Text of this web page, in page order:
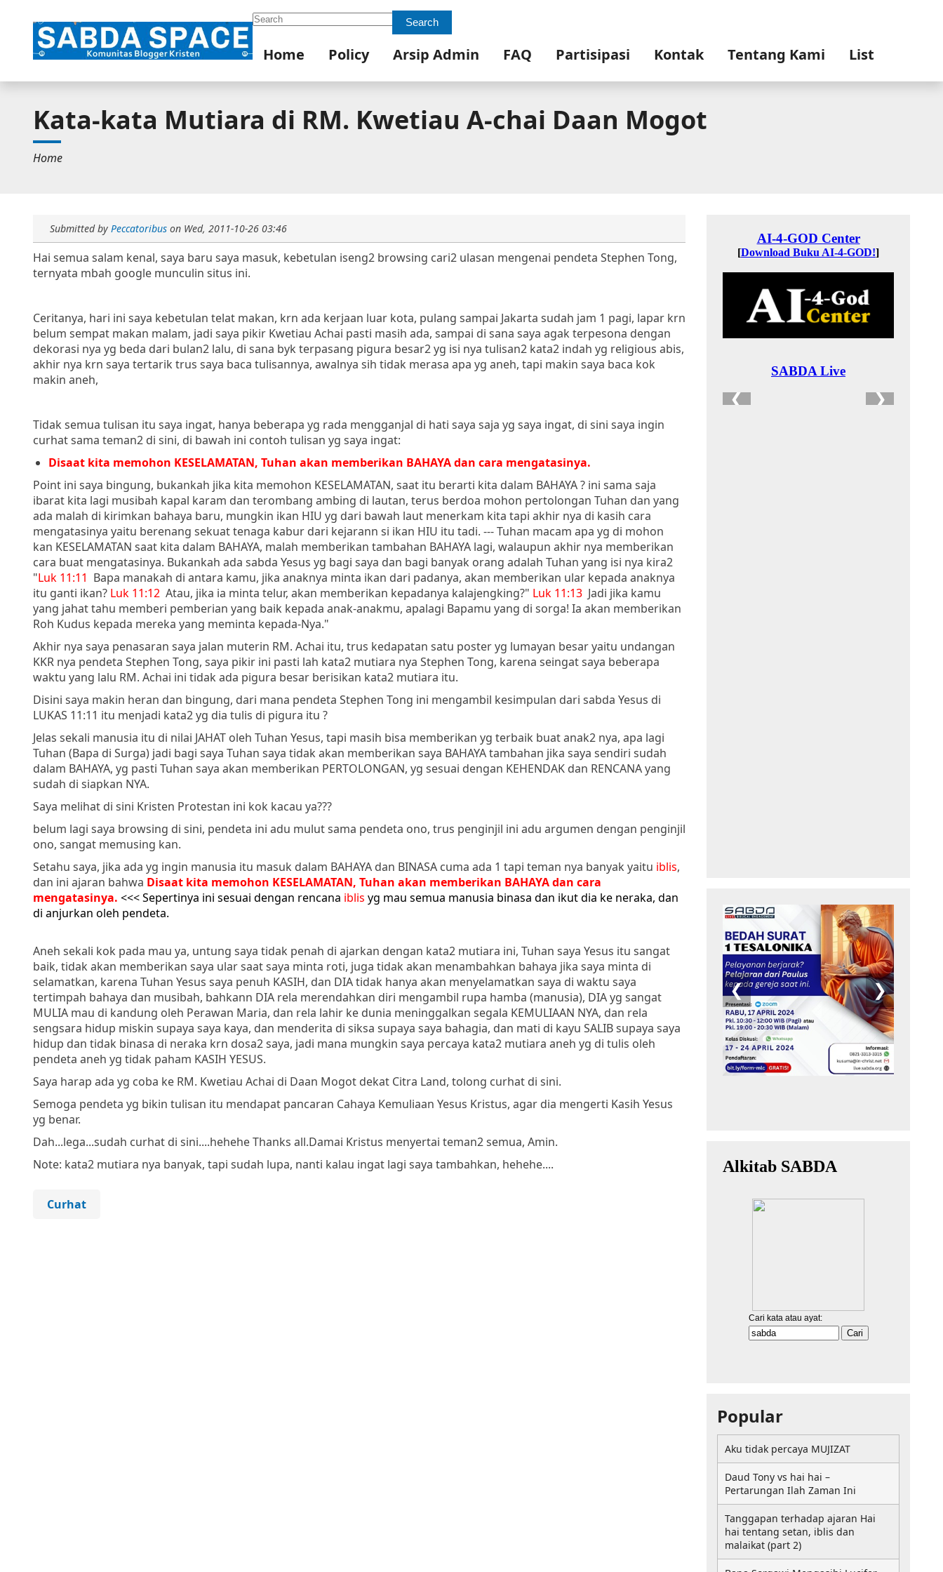
Search Search
Home Policy Arsip Admin FAQ Partisipasi Kontak Tentang Kami List
Kata-kata Mutiara di RM. Kwetiau A-chai Daan Mogot
Home
Submitted by Peccatoribus on Wed, 2011-10-26 03:46
Hai semua salam kenal, saya baru saya masuk, kebetulan iseng2 browsing cari2 ulasan mengenai pendeta Stephen Tong,
ternyata mbah google munculin situs ini.
Ceritanya, hari ini saya kebetulan telat makan, krn ada kerjaan luar kota, pulang sampai Jakarta sudah jam 1 pagi, lapar krn
belum sempat makan malam, jadi saya pikir Kwetiau Achai pasti masih ada, sampai di sana saya agak terpesona dengan
dekorasi nya yg beda dari bulan2 lalu, di sana byk terpasang pigura besar2 yg isi nya tulisan2 kata2 indah yg religious abis,
akhir nya krn saya tertarik trus saya baca tulisannya, awalnya sih tidak merasa apa yg aneh, tapi makin saya baca kok
makin aneh,
Tidak semua tulisan itu saya ingat, hanya beberapa yg rada mengganjal di hati saya saja yg saya ingat, di sini saya ingin
curhat sama teman2 di sini, di bawah ini contoh tulisan yg saya ingat:
Disaat kita memohon KESELAMATAN, Tuhan akan memberikan BAHAYA dan cara mengatasinya.
Point ini saya bingung, bukankah jika kita memohon KESELAMATAN, saat itu berarti kita dalam BAHAYA ? ini sama saja
ibarat kita lagi musibah kapal karam dan terombang ambing di lautan, terus berdoa mohon pertolongan Tuhan dan yang
ada malah di kirimkan bahaya baru, mungkin ikan HIU yg dari bawah laut menerkam kita tapi akhir nya di kasih cara
mengatasinya yaitu berenang sekuat tenaga kabur dari kejarann si ikan HIU itu tadi. --- Tuhan macam apa yg di mohon
kan KESELAMATAN saat kita dalam BAHAYA, malah memberikan tambahan BAHAYA lagi, walaupun akhir nya memberikan
cara buat mengatasinya. Bukankah ada sabda Yesus yg bagi saya dan bagi banyak orang adalah Tuhan yang isi nya kira2
"Luk 11:11 Bapa manakah di antara kamu, jika anaknya minta ikan dari padanya, akan memberikan ular kepada anaknya
itu ganti ikan? Luk 11:12 Atau, jika ia minta telur, akan memberikan kepadanya kalajengking?" Luk 11:13 Jadi jika kamu
yang jahat tahu memberi pemberian yang baik kepada anak-anakmu, apalagi Bapamu yang di sorga! Ia akan memberikan
Roh Kudus kepada mereka yang meminta kepada-Nya."
Akhir nya saya penasaran saya jalan muterin RM. Achai itu, trus kedapatan satu poster yg lumayan besar yaitu undangan
KKR nya pendeta Stephen Tong, saya pikir ini pasti lah kata2 mutiara nya Stephen Tong, karena seingat saya beberapa
waktu yang lalu RM. Achai ini tidak ada pigura besar berisikan kata2 mutiara itu.
Disini saya makin heran dan bingung, dari mana pendeta Stephen Tong ini mengambil kesimpulan dari sabda Yesus di
LUKAS 11:11 itu menjadi kata2 yg dia tulis di pigura itu ?
Jelas sekali manusia itu di nilai JAHAT oleh Tuhan Yesus, tapi masih bisa memberikan yg terbaik buat anak2 nya, apa lagi
Tuhan (Bapa di Surga) jadi bagi saya Tuhan saya tidak akan memberikan saya BAHAYA tambahan jika saya sendiri sudah
dalam BAHAYA, yg pasti Tuhan saya akan memberikan PERTOLONGAN, yg sesuai dengan KEHENDAK dan RENCANA yang
sudah di siapkan NYA.
Saya melihat di sini Kristen Protestan ini kok kacau ya???
belum lagi saya browsing di sini, pendeta ini adu mulut sama pendeta ono, trus penginjil ini adu argumen dengan penginjil
ono, sangat memusing kan.
Setahu saya, jika ada yg ingin manusia itu masuk dalam BAHAYA dan BINASA cuma ada 1 tapi teman nya banyak yaitu iblis,
dan ini ajaran bahwa Disaat kita memohon KESELAMATAN, Tuhan akan memberikan BAHAYA dan cara
mengatasinya. <<< Sepertinya ini sesuai dengan rencana iblis yg mau semua manusia binasa dan ikut dia ke neraka, dan
di anjurkan oleh pendeta.
Aneh sekali kok pada mau ya, untung saya tidak penah di ajarkan dengan kata2 mutiara ini, Tuhan saya Yesus itu sangat
baik, tidak akan memberikan saya ular saat saya minta roti, juga tidak akan menambahkan bahaya jika saya minta di
selamatkan, karena Tuhan Yesus saya penuh KASIH, dan DIA tidak hanya akan menyelamatkan saya di waktu saya
tertimpah bahaya dan musibah, bahkann DIA rela merendahkan diri mengambil rupa hamba (manusia), DIA yg sangat
MULIA mau di kandung oleh Perawan Maria, dan rela lahir ke dunia meninggalkan segala KEMULIAAN NYA, dan rela
sengsara hidup miskin supaya saya kaya, dan menderita di siksa supaya saya bahagia, dan mati di kayu SALIB supaya saya
hidup dan tidak binasa di neraka krn dosa2 saya, jadi mana mungkin saya percaya kata2 mutiara aneh yg di tulis oleh
pendeta aneh yg tidak paham KASIH YESUS.
Saya harap ada yg coba ke RM. Kwetiau Achai di Daan Mogot dekat Citra Land, tolong curhat di sini.
Semoga pendeta yg bikin tulisan itu mendapat pancaran Cahaya Kemuliaan Yesus Kristus, agar dia mengerti Kasih Yesus
yg benar.
Dah...lega...sudah curhat di sini....hehehe Thanks all.Damai Kristus menyertai teman2 semua, Amin.
Note: kata2 mutiara nya banyak, tapi sudah lupa, nanti kalau ingat lagi saya tambahkan, hehehe....
Curhat
Popular
Aku tidak percaya MUJIZAT
Daud Tony vs hai hai –
Pertarungan Ilah Zaman Ini
Tanggapan terhadap ajaran Hai
hai tentang setan, iblis dan
malaikat (part 2)